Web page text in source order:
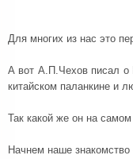
Для многих из нас это
А вот А.П.Чехов писал о
китайском паланкине и
Так какой же он на
Начнем наше